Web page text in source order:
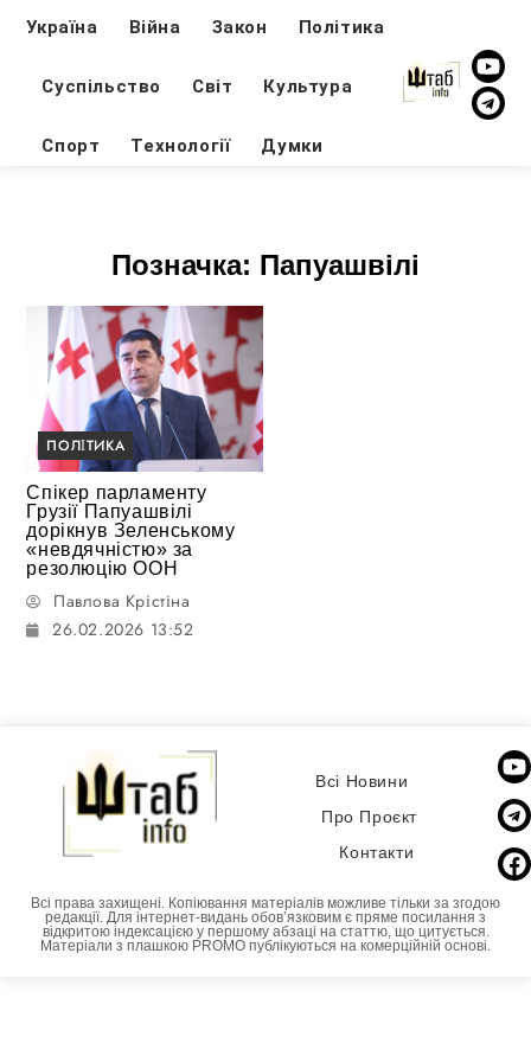
Україна Війна Закон Політика
Суспільство Світ Культура
Спорт Технології Думки
Позначка: Папуашвілі
ПОЛІТИКА
Спікер парламенту
Грузії Папуашвілі
дорікнув Зеленському
«невдячністю» за
резолюцію ООН
Павлова Крістіна
26.02.2026 13:52
Всі Новини
Про Проєкт
Контакти
Всі права захищені. Копіювання матеріалів можливе тільки за згодою
редакції. Для інтернет-видань обовʼязковим є пряме посилання з
відкритою індексацією у першому абзаці на статтю, що цитується.
Матеріали з плашкою PROMO публікуються на комерційній основі.